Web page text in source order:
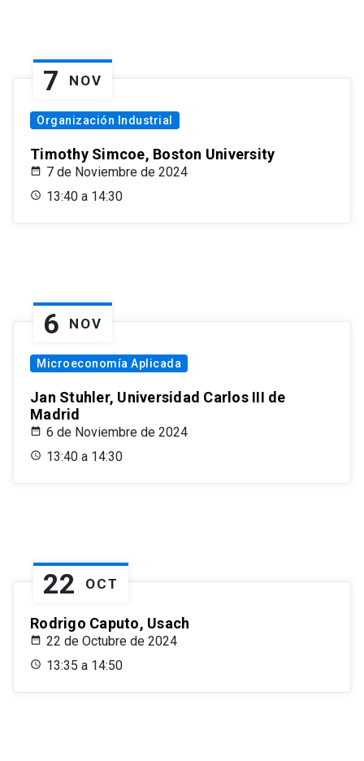
7 NOV
Organización Industrial
Timothy Simcoe, Boston University
7 de Noviembre de 2024
13:40 a 14:30
6 NOV
Microeconomía Aplicada
Jan Stuhler, Universidad Carlos III de
Madrid
6 de Noviembre de 2024
13:40 a 14:30
22 OCT
Rodrigo Caputo, Usach
22 de Octubre de 2024
13:35 a 14:50